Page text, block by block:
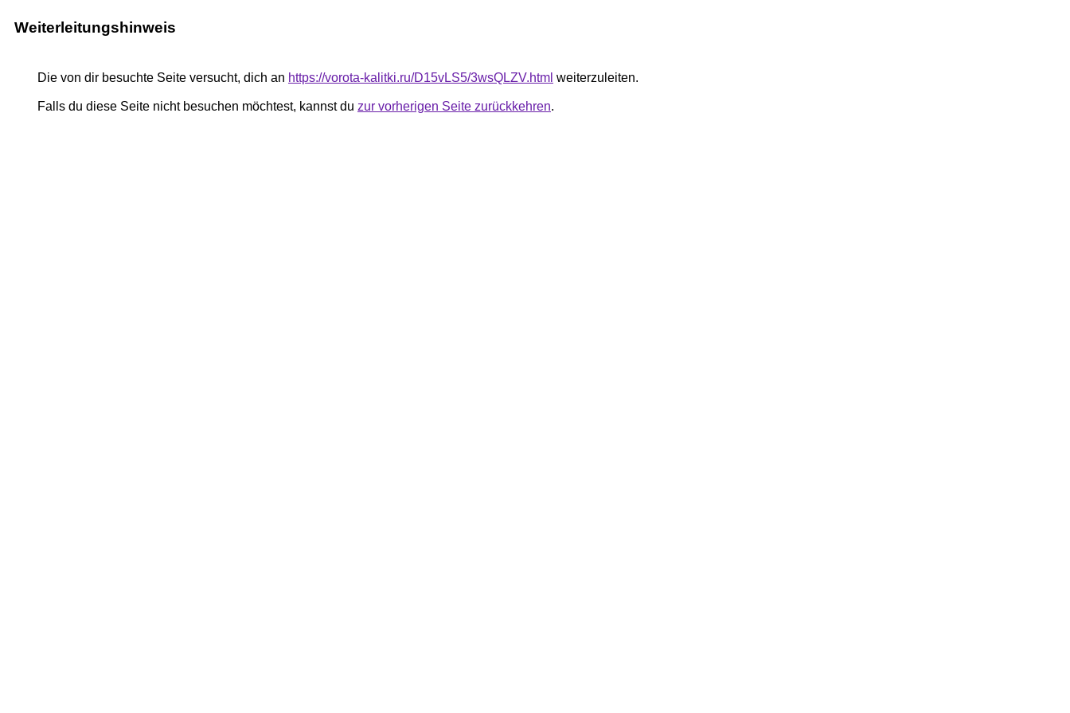
Weiterleitungshinweis
Die von dir besuchte Seite versucht, dich an https://vorota-kalitki.ru/D15vLS5/3wsQLZV.html weiterzuleiten.
Falls du diese Seite nicht besuchen möchtest, kannst du zur vorherigen Seite zurückkehren.